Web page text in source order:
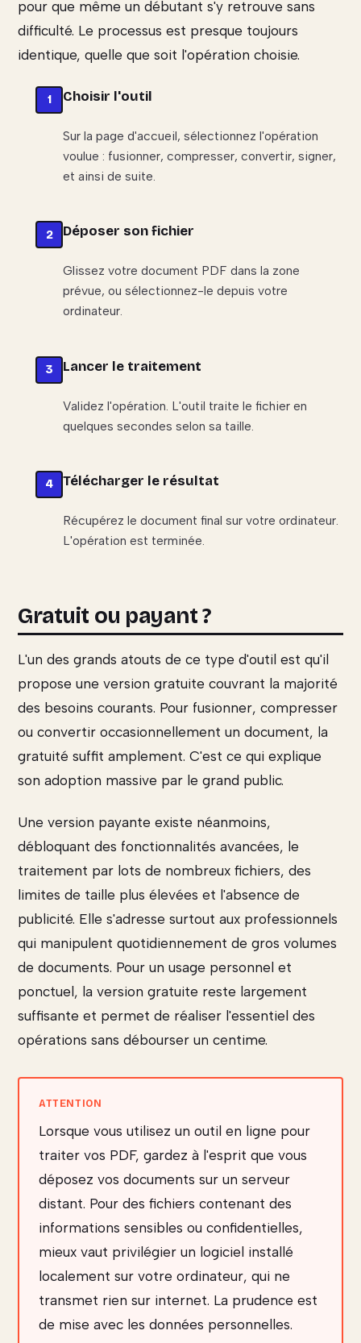
pour que même un débutant s'y retrouve sans
difficulté. Le processus est presque toujours
identique, quelle que soit l'opération choisie.
Choisir l'outil
Sur la page d'accueil, sélectionnez l'opération
voulue : fusionner, compresser, convertir, signer,
et ainsi de suite.
Déposer son fichier
Glissez votre document PDF dans la zone
prévue, ou sélectionnez-le depuis votre
ordinateur.
Lancer le traitement
Validez l'opération. L'outil traite le fichier en
quelques secondes selon sa taille.
Télécharger le résultat
Récupérez le document final sur votre ordinateur.
L'opération est terminée.
Gratuit ou payant ?
L'un des grands atouts de ce type d'outil est qu'il
propose une version gratuite couvrant la majorité
des besoins courants. Pour fusionner, compresser
ou convertir occasionnellement un document, la
gratuité suffit amplement. C'est ce qui explique
son adoption massive par le grand public.
Une version payante existe néanmoins,
débloquant des fonctionnalités avancées, le
traitement par lots de nombreux fichiers, des
limites de taille plus élevées et l'absence de
publicité. Elle s'adresse surtout aux professionnels
qui manipulent quotidiennement de gros volumes
de documents. Pour un usage personnel et
ponctuel, la version gratuite reste largement
suffisante et permet de réaliser l'essentiel des
opérations sans débourser un centime.
Lorsque vous utilisez un outil en ligne pour
traiter vos PDF, gardez à l'esprit que vous
déposez vos documents sur un serveur
distant. Pour des fichiers contenant des
informations sensibles ou confidentielles,
mieux vaut privilégier un logiciel installé
localement sur votre ordinateur, qui ne
transmet rien sur internet. La prudence est
de mise avec les données personnelles.